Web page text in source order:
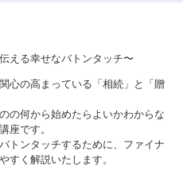
える幸せなバトンタッチ〜
心の高まっている「相続」と「贈
の何から始めたらよいかわからな
座です。
トンタッチするために、ファイナ
すく解説いたします。